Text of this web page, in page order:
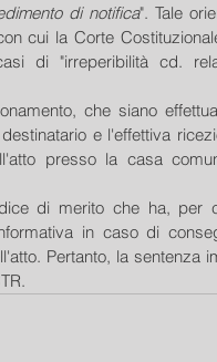
di notifica". Tale
cui la Corte
di "irreperibilità cd.
che siano
e l'effettiva
presso la casa
di merito che ha, per
in caso di
Pertanto, la sentenza